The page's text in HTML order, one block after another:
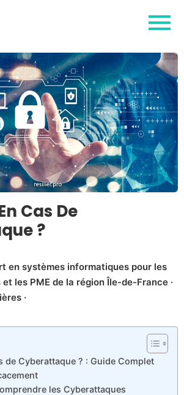
Cas De
?
en systèmes informatiques pour les
les PME de la région Île-de-France ·
·
de Cyberattaque ? : Guide Complet
les Cyberattaques